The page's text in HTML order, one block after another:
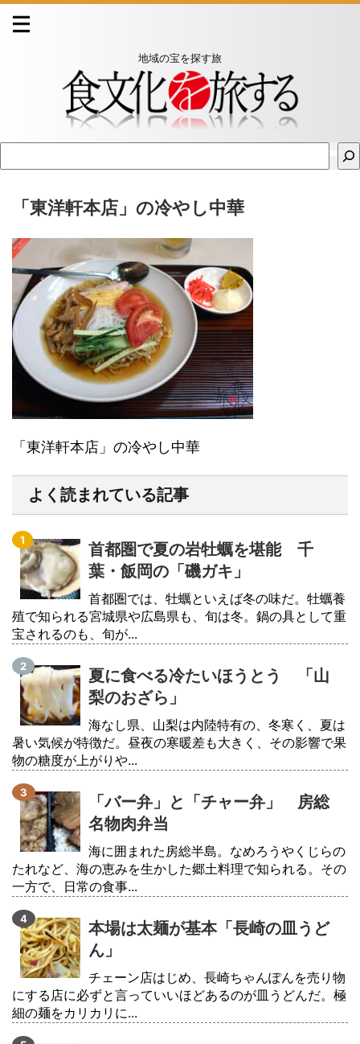
地域の宝を探す旅
「東洋軒本店」の冷やし中華
「東洋軒本店」の冷やし中華
よく読まれている記事
首都圏で夏の岩牡蠣を堪能 千
葉・飯岡の「磯ガキ」
首都圏では、牡蠣といえば冬の味だ。牡蠣養
殖で知られる宮城県や広島県も、旬は冬。鍋の具として重
宝されるのも、旬が...
夏に食べる冷たいほうとう 「山
梨のおざら」
海なし県、山梨は内陸特有の、冬寒く、夏は
暑い気候が特徴だ。昼夜の寒暖差も大きく、その影響で果
物の糖度が上がりや...
「バー弁」と「チャー弁」 房総
名物肉弁当
海に囲まれた房総半島。なめろうやくじらの
たれなど、海の恵みを生かした郷土料理で知られる。その
一方で、日常の食事...
本場は太麺が基本「長崎の皿うど
ん」
チェーン店はじめ、長崎ちゃんぽんを売り物
にする店に必ずと言っていいほどあるのが皿うどんだ。極
細の麺をカリカリに...